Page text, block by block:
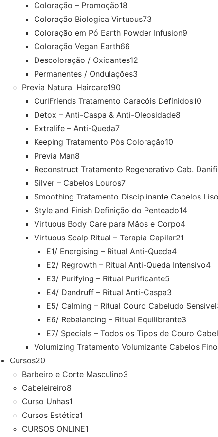
Coloração – Promoção18
Coloração Biologica Virtuous73
Coloração em Pó Earth Powder Infusion9
Coloração Vegan Earth66
Descoloração / Oxidantes12
Permanentes / Ondulações3
Previa Natural Haircare190
CurlFriends Tratamento Caracóis Definidos10
Detox – Anti-Caspa & Anti-Oleosidade8
Extralife – Anti-Queda7
Keeping Tratamento Pós Coloração10
Previa Man8
Reconstruct Tratamento Regenerativo Cab.
Silver – Cabelos Louros7
Smoothing Tratamento Disciplinante Cabelos
Style and Finish Definição do Penteado14
Virtuous Body Care para Mãos e Corpo4
Virtuous Scalp Ritual – Terapia Capilar21
E1/ Energising – Ritual Anti-Queda4
E2/ Regrowth – Ritual Anti-Queda Intensivo4
E3/ Purifying – Ritual Purificante5
E4/ Dandruff – Ritual Anti-Caspa3
E5/ Calming – Ritual Couro Cabeludo Sensivel
E6/ Rebalancing – Ritual Equilibrante3
E7/ Specials – Todos os Tipos de Couro
Volumizing Tratamento Volumizante Cabelos
Cursos20
Barbeiro e Corte Masculino3
Cabeleireiro8
Curso Unhas1
Cursos Estética1
CURSOS ONLINE1